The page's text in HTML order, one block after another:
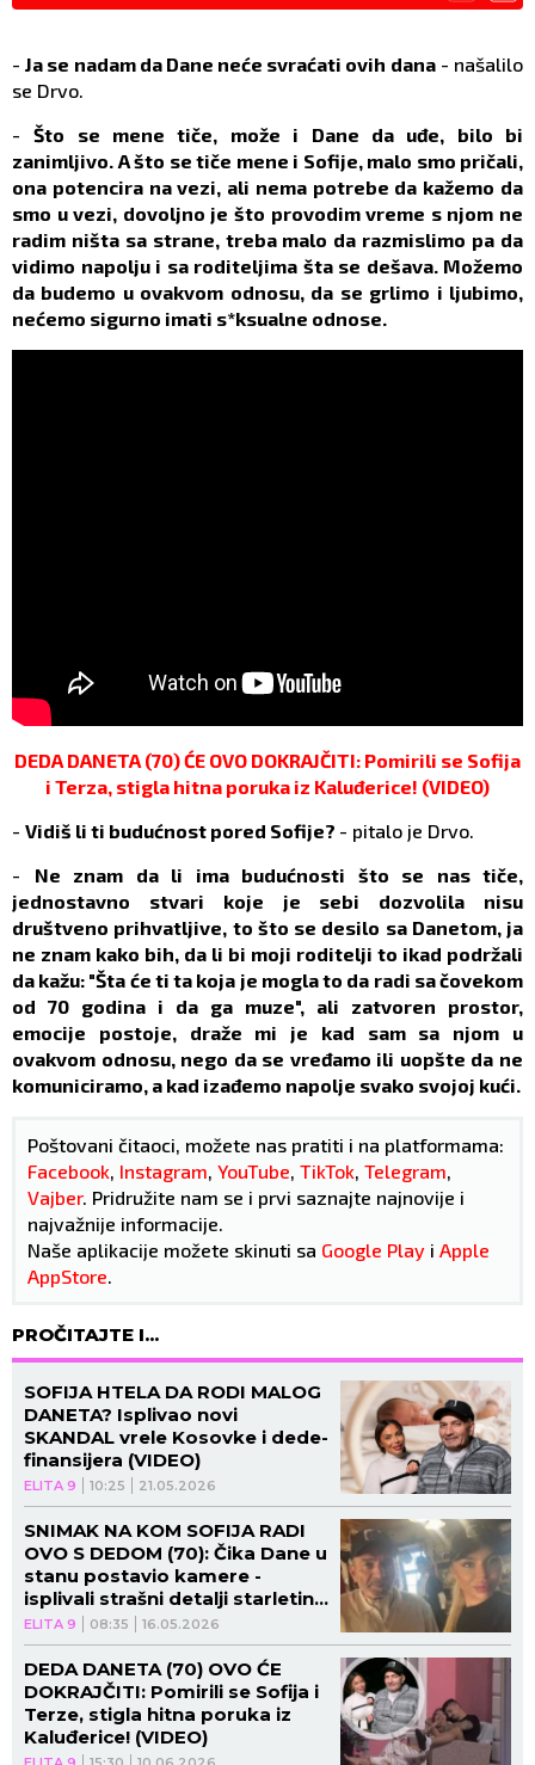
-Ja se nadam da Dane neće svraćati ovih dana- našalilo
se Drvo.
-Što se mene tiče, može i Dane da uđe, bilo bi
zanimljivo. A što se tiče mene i Sofije, malo smo pričali,
ona potencira na vezi, ali nema potrebe da kažemo da
smo u vezi, dovoljno je što provodim vreme s njom ne
radim ništa sa strane, treba malo da razmislimo pa da
vidimo napolju i sa roditeljima šta se dešava. Možemo
da budemo u ovakvom odnosu, da se grlimo i ljubimo,
nećemo sigurno imati s*ksualne odnose.
DEDA DANETA (70) ĆE OVO DOKRAJČITI: Pomirili se Sofija
i Terza, stigla hitna poruka iz Kaluđerice! (VIDEO)
- Vidiš li ti budućnost pored Sofije? - pitalo je Drvo.
- Ne znam da li ima budućnosti što se nas tiče,
jednostavno stvari koje je sebi dozvolila nisu
društveno prihvatljive, to što se desilo sa Danetom, ja
ne znam kako bih, da li bi moji roditelji to ikad podržali
da kažu: "Šta će ti ta koja je mogla to da radi sa čovekom
od 70 godina i da ga muze", ali zatvoren prostor,
emocije postoje, draže mi je kad sam sa njom u
ovakvom odnosu, nego da se vređamo ili uopšte da ne
komuniciramo, a kad izađemo napolje svako svojoj kući.
Poštovani čitaoci, možete nas pratiti i na platformama:
Facebook, Instagram, YouTube, TikTok, Telegram,
Vajber. Pridružite nam se i prvi saznajte najnovije i
najvažnije informacije.
Naše aplikacije možete skinuti sa Google Play i Apple
AppStore.
PROČITAJTE I...
ELITA 9 10:25 21.05.2026
SOFIJA HTELA DA RODI MALOG
DANETA? Isplivao novi
SKANDAL vrele Kosovke i dede-
finansijera (VIDEO)
ELITA 9 08:35 16.05.2026
SNIMAK NA KOM SOFIJA RADI
OVO S DEDOM (70): Čika Dane u
stanu postavio kamere -
isplivali strašni detalji starletine
prošlosti!
DEDA DANETA (70) OVO ĆE
DOKRAJČITI: Pomirili se Sofija i
Terze, stigla hitna poruka iz
Kaluđerice! (VIDEO)